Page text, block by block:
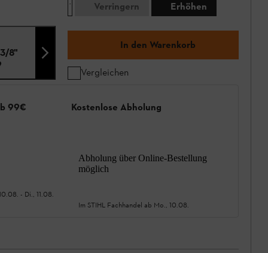
8"
Verringern
Erhöhen
In den Warenkorb
Vergleichen
99€
- Di., 11.08.
Kostenlose Abholung
Abholung über Online-Bestellung
möglich
Im STIHL Fachhandel ab Mo., 10.08.